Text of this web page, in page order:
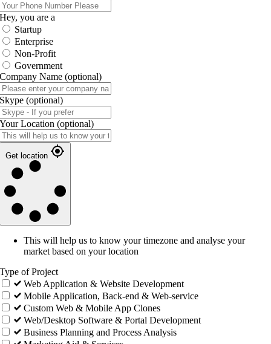
Hey, you are a
Startup
Enterprise
Non-Profit
Government
Company Name (optional)
Skype (optional)
Your Location (optional)
Get location
This will help us to know your timezone and analyse your
market based on your location
Type of Project
Web Application & Website Development
Mobile Application, Back-end & Web-service
Custom Web & Mobile App Clones
Web/Desktop Software & Portal Development
Business Planning and Process Analysis